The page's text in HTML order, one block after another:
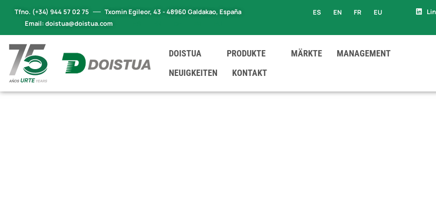
Tfno. (+34) 944 57 02 75
Txomin Egileor, 43 - 48960 Galdakao, España
Email: doistua@doistua.com
ES EN FR EU
DOISTUA PRODUKTE MÄRKTE
MANAGEMENT
NEUIGKEITEN
KONTAKT